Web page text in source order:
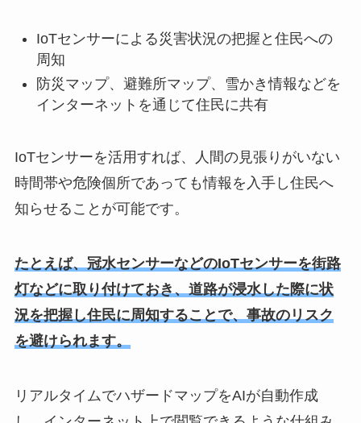
IoTセンサーによる災害状況の把握と住民への
周知
防災マップ、避難所マップ、雪かき情報などを
インターネットを通じて住民に共有
IoTセンサーを活用すれば、人間の見張りがいない
時間帯や危険個所であっても情報を入手し住民へ
知らせることが可能です。
たとえば、冠水センサーなどのIoTセンサーを街路
灯などに取り付けておき、道路が浸水した際に状
況を把握し住民に周知することで、事故のリスク
を避けられます。
リアルタイムでハザードマップをAIが自動作成